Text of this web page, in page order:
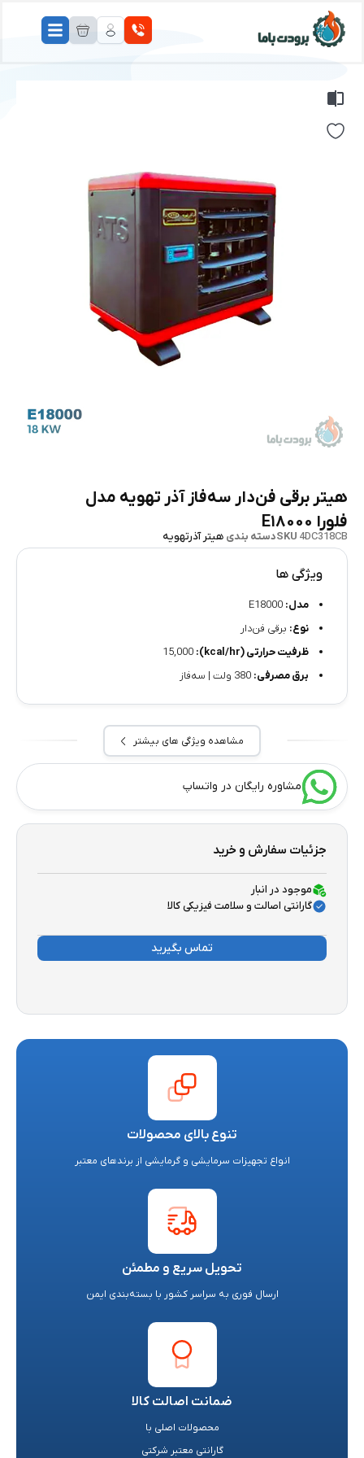
هیتر برقی فن‌دار سه‌فاز آذر تهویه مدل
فلورا E۱۸۰۰۰
SKU 4DC318CB دسته بندی هیتر آذرتهویه
ویژگی ها
مدل:
نوع: برقی فن‌دار
ظرفیت حرارتی (kcal/hr):
برق مصرفی:
مشاهده ویژگی های بیشتر
مشاوره رایگان در واتساپ
جزئیات سفارش و خرید
موجود در انبار
گارانتی اصالت و سلامت فیزیکی کالا
تماس بگیرید
تنوع بالای محصولات
انواع تجهیزات سرمایشی و گرمایشی از برندهای معتبر
تحویل سریع و مطمئن
ارسال فوری به سراسر کشور با بسته‌بندی ایمن
ضمانت اصالت کالا
محصولات اصلی با
گارانتی معتبر شرکتی